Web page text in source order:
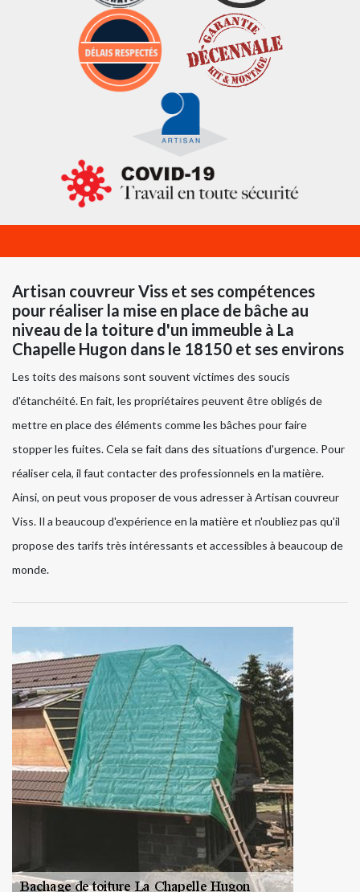
Artisan couvreur Viss et ses compétences
pour réaliser la mise en place de bâche au
niveau de la toiture d'un immeuble à La
Chapelle Hugon dans le 18150 et ses environs
Les toits des maisons sont souvent victimes des soucis
d'étanchéité. En fait, les propriétaires peuvent être obligés de
mettre en place des éléments comme les bâches pour faire
stopper les fuites. Cela se fait dans des situations d'urgence. Pour
réaliser cela, il faut contacter des professionnels en la matière.
Ainsi, on peut vous proposer de vous adresser à Artisan couvreur
Viss. Il a beaucoup d'expérience en la matière et n'oubliez pas qu'il
propose des tarifs très intéressants et accessibles à beaucoup de
monde.